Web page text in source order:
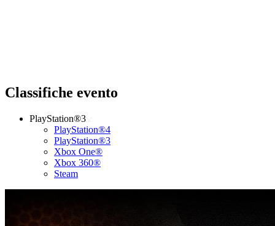
Classifiche evento
PlayStation®3
PlayStation®4
PlayStation®3
Xbox One®
Xbox 360®
Steam